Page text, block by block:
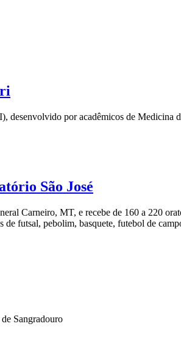
desenvolvido por acadêmicos de Medicina
São José
Carneiro, MT, e recebe de 160 a 220
futsal, pebolim, basquete, futebol de
Sangradouro